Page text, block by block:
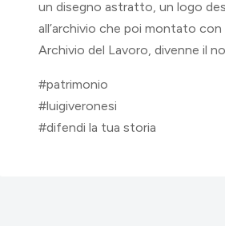
un disegno astratto, un logo
all’archivio che poi montato
Archivio del Lavoro, divenne il
#patrimonio
#luigiveronesi
#difendi la tua storia